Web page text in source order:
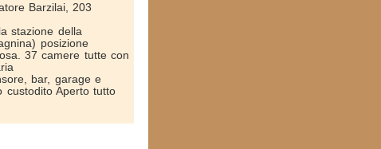
Barzilai, 203
stazione della
posizione
37 camere tutte con
bar, garage e
custodito Aperto tutto